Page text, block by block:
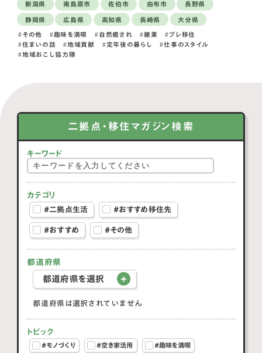
新潟県 南島原市 佐伯市 由布市 長野県
静岡県 広島県 高知県 長崎県 大分県
その他 趣味を満喫 自然癒され 継業
プレ移住
住まいの話
地域貢献 定年後の暮らし
仕事のスタイル
地域おこし協力隊
二拠点・移住マガジン検索
キーワード
カテゴリ
#二拠点生活
#おすすめ移住先
#おすすめ #その他
都道府県
都道府県を選択
都道府県は選択されていません
トピック
#モノづくり #空き家活用 #趣味を満喫